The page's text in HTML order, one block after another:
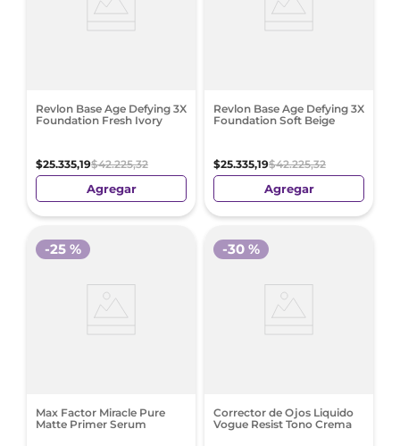
Revlon Base Age Defying 3X
Foundation Fresh Ivory
$25.335,19$42.225,32
Agregar
Revlon Base Age Defying 3X
Foundation Soft Beige
$25.335,19$42.225,32
Agregar
Max Factor Miracle Pure
Matte Primer Serum
-25 %
Corrector de Ojos Liquido
Vogue Resist Tono Crema
-30 %